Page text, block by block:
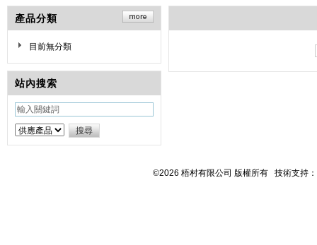
產品分類
目前無分類
站內搜索
©2026 梧村有限公司 版權所有 技術支持：